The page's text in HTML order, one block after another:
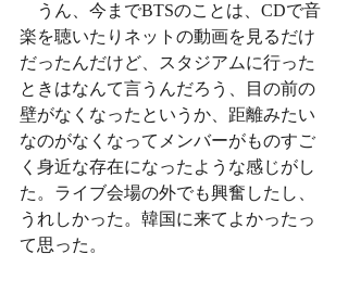
うん、今までBTSのことは、CDで音
楽を聴いたりネットの動画を見るだけ
だったんだけど、スタジアムに行った
ときはなんて言うんだろう、目の前の
壁がなくなったというか、距離みたい
なのがなくなってメンバーがものすご
く身近な存在になったような感じがし
た。ライブ会場の外でも興奮したし、
うれしかった。韓国に来てよかったっ
て思った。